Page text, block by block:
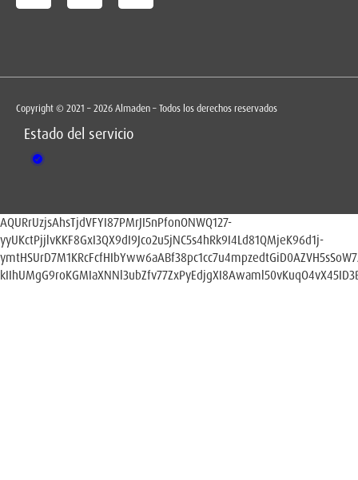
Copyright © 2021 – 2026 Almaden – Todos los derechos reservados
Estado del servicio
AQURrUzjsAhsTjdVFYI87PMrJI5nPfonONWQ127-
yyUKctPjjlvKKF8GxI3QX9dI9Jco2u5jNC5s4hRk9I4Ld81QMjeK96d1j-